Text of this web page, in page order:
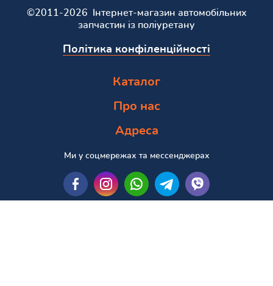
©2011-2026 Інтернет-магазин автомобільних
запчастин із поліуретану
Політика конфіленційності
Каталог
Про нас
Адреса
Ми у соцмережах та мессенджерах